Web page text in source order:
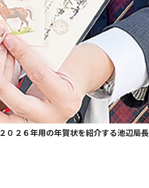
２０２６年用の年賀状を紹介する池辺局長